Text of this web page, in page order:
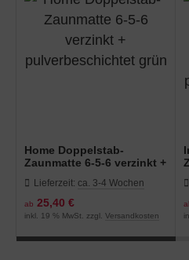
Home Doppelstab-
Zaunmatte 6-5-6 verzinkt +
Lieferzeit: ca. 3-4 Wochen
ab 25,40 €
inkl. 19 % MwSt. zzgl. Versandkosten